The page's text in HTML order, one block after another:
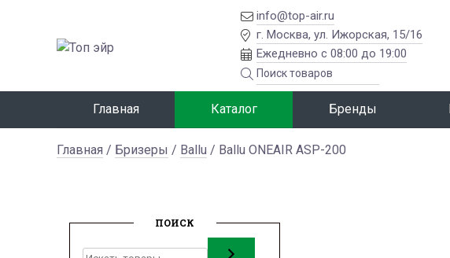
info@top-air.ru
г. Москва, ул. Ижорская, 15/16
Ежедневно с 08:00 до 19:00
Главная Каталог Бренды
Главная / Бризеры / Ballu / Ballu ONEAIR ASP-200
ПОИСК
Поиск